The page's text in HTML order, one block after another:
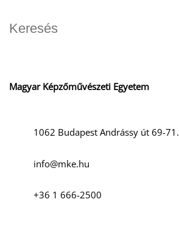
Magyar Képzőművészeti Egyetem
1062 Budapest Andrássy út 69-71.
info@mke.hu
+36 1 666-2500